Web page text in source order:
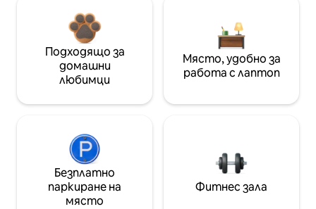
Подходящо за
домашни
любимци
Място, удобно за
работа с лаптоп
Безплатно
паркиране на
място
Фитнес зала